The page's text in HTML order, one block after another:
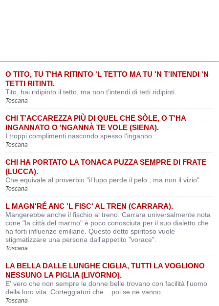
O TITO, TU T'HA RITINTO 'L TETTO MA TU 'N T'INTENDI 'N
TETTI RITINTI.
Tito, hai ridipinto il tetto, ma non t'intendi di tetti ridipinti.
Toscana
CHI T'ACCAREZZA PIÙ DI QUEL CHE SÒLE, O T'HA
INGANNATO O 'NGANNÀ TE VOLE (SIENA).
I troppi complimenti nascondo spesso l'inganno.
Toscana
CHI HA PORTATO LA TONACA PUZZA SEMPRE DI FRATE
(LUCCA).
Che equivale al proverbio "il lupo perde il pelo , ma non il vizio".
Toscana
L MAGN'RÉ ANC 'L FISC' AL TREN (CARRARA).
Mangerebbe anche il fischio al treno. Carrara universalmente nota
cone "la città del marmo" è poco conosciuta per il suo dialetto che
ha forti influenze emiliane. Questo detto spiritoso vuole
stigmatizzare una persona dall'appetito "vorace".
Toscana
LA BELLA DALLE LUNGHE CIGLIA, TUTTI LA VOGLIONO
NESSUNO LA PIGLIA (LIVORNO).
E' vero che non sempre le donne belle trovano con facilità l'uomo
della loro vita. Corteggiatori che... poi se ne vanno.
Toscana